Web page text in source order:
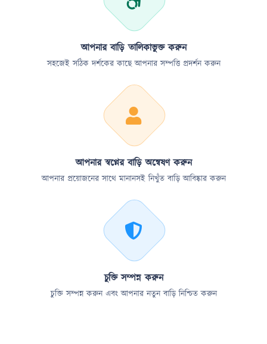
আপনার বাড়ি তালিকাভুক্ত করুন
সহজেই সঠিক দর্শকের কাছে আপনার সম্পত্তি প্রদর্শন করুন
আপনার স্বপ্নের বাড়ি অন্বেষণ করুন
আপনার প্রয়োজনের সাথে মানানসই নিখুঁত বাড়ি আবিষ্কার করুন
চুক্তি সম্পন্ন করুন
চুক্তি সম্পন্ন করুন এবং আপনার নতুন বাড়ি নিশ্চিত করুন